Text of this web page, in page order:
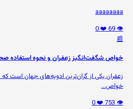
aaaaaaaa
👁️ 69
❤️ 0
📰
خواص شگفت‌انگیز زعفران و نحوه استفاده
زعفران یکی از گران‌ترین ادویه‌های جهان است
خواص...
👁️ 753
❤️ 0